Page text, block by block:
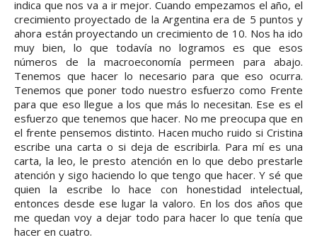
indica que nos va a ir mejor. Cuando empezamos el año, el
crecimiento proyectado de la Argentina era de 5 puntos y
ahora están proyectando un crecimiento de 10. Nos ha ido
muy bien, lo que todavía no logramos es que esos
números de la macroeconomía permeen para abajo.
Tenemos que hacer lo necesario para que eso ocurra.
Tenemos que poner todo nuestro esfuerzo como Frente
para que eso llegue a los que más lo necesitan. Ese es el
esfuerzo que tenemos que hacer. No me preocupa que en
el frente pensemos distinto. Hacen mucho ruido si Cristina
escribe una carta o si deja de escribirla. Para mí es una
carta, la leo, le presto atención en lo que debo prestarle
atención y sigo haciendo lo que tengo que hacer. Y sé que
quien la escribe lo hace con honestidad intelectual,
entonces desde ese lugar la valoro. En los dos años que
me quedan voy a dejar todo para hacer lo que tenía que
hacer en cuatro.